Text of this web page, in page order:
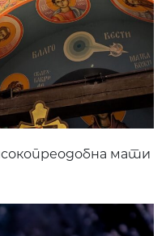
мати